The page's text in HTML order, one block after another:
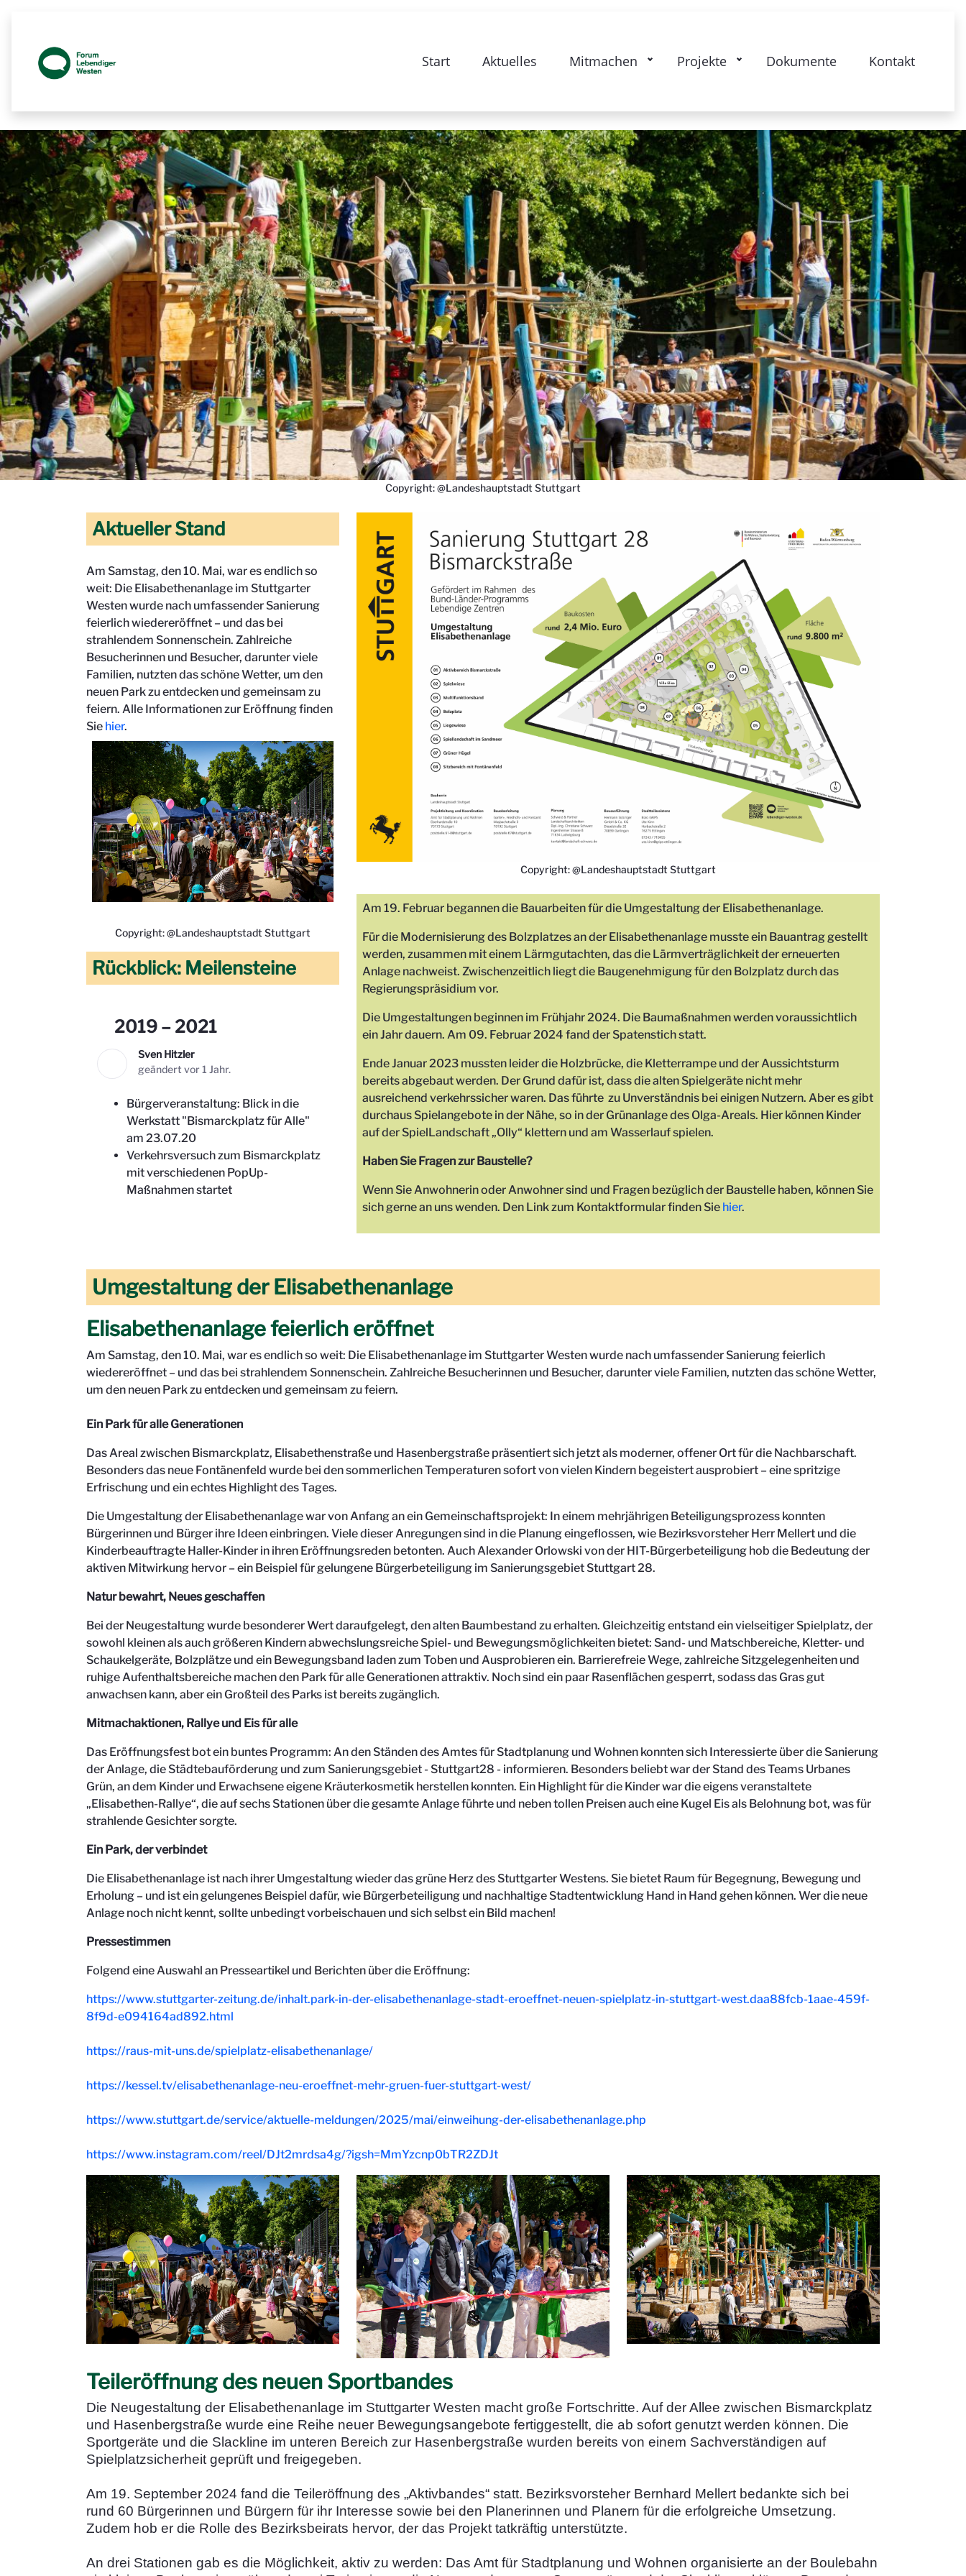
Start Aktuelles Mitmachen Projekte Dokumente Kontakt
Copyright: @Landeshauptstadt Stuttgart
Aktueller Stand
Am Samstag, den 10. Mai, war es endlich so
weit: Die Elisabethenanlage im Stuttgarter
Westen wurde nach umfassender Sanierung
feierlich wiedereröffnet – und das bei
strahlendem Sonnenschein. Zahlreiche
Besucherinnen und Besucher, darunter viele
Familien, nutzten das schöne Wetter, um den
neuen Park zu entdecken und gemeinsam zu
feiern. Alle Informationen zur Eröffnung finden
Sie hier.
Copyright: @Landeshauptstadt Stuttgart
Rückblick: Meilensteine
2019 – 2021
Sven Hitzler
geändert vor 1 Jahr.
Bürgerveranstaltung: Blick in die
Werkstatt "Bismarckplatz für Alle"
am 23.07.20
Verkehrsversuch zum Bismarckplatz
mit verschiedenen PopUp-
Maßnahmen startet
Copyright: @Landeshauptstadt Stuttgart
Am 19. Februar begannen die Bauarbeiten für die Umgestaltung der Elisabethenanlage.
Für die Modernisierung des Bolzplatzes an der Elisabethenanlage musste ein Bauantrag gestellt
werden, zusammen mit einem Lärmgutachten, das die Lärmverträglichkeit der erneuerten
Anlage nachweist. Zwischenzeitlich liegt die Baugenehmigung für den Bolzplatz durch das
Regierungspräsidium vor.
Die Umgestaltungen beginnen im Frühjahr 2024. Die Baumaßnahmen werden voraussichtlich
ein Jahr dauern. Am 09. Februar 2024 fand der Spatenstich statt.
Ende Januar 2023 mussten leider die Holzbrücke, die Kletterrampe und der Aussichtsturm
bereits abgebaut werden. Der Grund dafür ist, dass die alten Spielgeräte nicht mehr
ausreichend verkehrssicher waren. Das führte zu Unverständnis bei einigen Nutzern. Aber es gibt
durchaus Spielangebote in der Nähe, so in der Grünanlage des Olga-Areals. Hier können Kinder
auf der SpielLandschaft „Olly“ klettern und am Wasserlauf spielen.
Haben Sie Fragen zur Baustelle?
Wenn Sie Anwohnerin oder Anwohner sind und Fragen bezüglich der Baustelle haben, können Sie
sich gerne an uns wenden. Den Link zum Kontaktformular finden Sie hier.
Umgestaltung der Elisabethenanlage
Elisabethenanlage feierlich eröffnet
Am Samstag, den 10. Mai, war es endlich so weit: Die Elisabethenanlage im Stuttgarter Westen wurde nach umfassender Sanierung feierlich
wiedereröffnet – und das bei strahlendem Sonnenschein. Zahlreiche Besucherinnen und Besucher, darunter viele Familien, nutzten das schöne Wetter,
um den neuen Park zu entdecken und gemeinsam zu feiern.
Ein Park für alle Generationen
Das Areal zwischen Bismarckplatz, Elisabethenstraße und Hasenbergstraße präsentiert sich jetzt als moderner, offener Ort für die Nachbarschaft.
Besonders das neue Fontänenfeld wurde bei den sommerlichen Temperaturen sofort von vielen Kindern begeistert ausprobiert – eine spritzige
Erfrischung und ein echtes Highlight des Tages.
Die Umgestaltung der Elisabethenanlage war von Anfang an ein Gemeinschaftsprojekt: In einem mehrjährigen Beteiligungsprozess konnten
Bürgerinnen und Bürger ihre Ideen einbringen. Viele dieser Anregungen sind in die Planung eingeflossen, wie Bezirksvorsteher Herr Mellert und die
Kinderbeauftragte Haller-Kinder in ihren Eröffnungsreden betonten. Auch Alexander Orlowski von der HIT-Bürgerbeteiligung hob die Bedeutung der
aktiven Mitwirkung hervor – ein Beispiel für gelungene Bürgerbeteiligung im Sanierungsgebiet Stuttgart 28.
Natur bewahrt, Neues geschaffen
Bei der Neugestaltung wurde besonderer Wert daraufgelegt, den alten Baumbestand zu erhalten. Gleichzeitig entstand ein vielseitiger Spielplatz, der
sowohl kleinen als auch größeren Kindern abwechslungsreiche Spiel- und Bewegungsmöglichkeiten bietet: Sand- und Matschbereiche, Kletter- und
Schaukelgeräte, Bolzplätze und ein Bewegungsband laden zum Toben und Ausprobieren ein. Barrierefreie Wege, zahlreiche Sitzgelegenheiten und
ruhige Aufenthaltsbereiche machen den Park für alle Generationen attraktiv. Noch sind ein paar Rasenflächen gesperrt, sodass das Gras gut
anwachsen kann, aber ein Großteil des Parks ist bereits zugänglich.
Mitmachaktionen, Rallye und Eis für alle
Das Eröffnungsfest bot ein buntes Programm: An den Ständen des Amtes für Stadtplanung und Wohnen konnten sich Interessierte über die Sanierung
der Anlage, die Städtebauförderung und zum Sanierungsgebiet - Stuttgart28 - informieren. Besonders beliebt war der Stand des Teams Urbanes
Grün, an dem Kinder und Erwachsene eigene Kräuterkosmetik herstellen konnten. Ein Highlight für die Kinder war die eigens veranstaltete
„Elisabethen-Rallye“, die auf sechs Stationen über die gesamte Anlage führte und neben tollen Preisen auch eine Kugel Eis als Belohnung bot, was für
strahlende Gesichter sorgte.
Ein Park, der verbindet
Die Elisabethenanlage ist nach ihrer Umgestaltung wieder das grüne Herz des Stuttgarter Westens. Sie bietet Raum für Begegnung, Bewegung und
Erholung – und ist ein gelungenes Beispiel dafür, wie Bürgerbeteiligung und nachhaltige Stadtentwicklung Hand in Hand gehen können. Wer die neue
Anlage noch nicht kennt, sollte unbedingt vorbeischauen und sich selbst ein Bild machen!
Pressestimmen
Folgend eine Auswahl an Presseartikel und Berichten über die Eröffnung:
https://www.stuttgarter-zeitung.de/inhalt.park-in-der-elisabethenanlage-stadt-eroeffnet-neuen-spielplatz-in-stuttgart-west.daa88fcb-1aae-459f-
8f9d-e094164ad892.html
https://raus-mit-uns.de/spielplatz-elisabethenanlage/
https://kessel.tv/elisabethenanlage-neu-eroeffnet-mehr-gruen-fuer-stuttgart-west/
https://www.stuttgart.de/service/aktuelle-meldungen/2025/mai/einweihung-der-elisabethenanlage.php
https://www.instagram.com/reel/DJt2mrdsa4g/?igsh=MmYzcnp0bTR2ZDJt
Teileröffnung des neuen Sportbandes
Die Neugestaltung der Elisabethenanlage im Stuttgarter Westen macht große Fortschritte. Auf der Allee zwischen Bismarckplatz
und Hasenbergstraße wurde eine Reihe neuer Bewegungsangebote fertiggestellt, die ab sofort genutzt werden können. Die
Sportgeräte und die Slackline im unteren Bereich zur Hasenbergstraße wurden bereits von einem Sachverständigen auf
Spielplatzsicherheit geprüft und freigegeben.
Am 19. September 2024 fand die Teileröffnung des „Aktivbandes“ statt. Bezirksvorsteher Bernhard Mellert bedankte sich bei
rund 60 Bürgerinnen und Bürgern für ihr Interesse sowie bei den Planerinnen und Planern für die erfolgreiche Umsetzung.
Zudem hob er die Rolle des Bezirksbeirats hervor, der das Projekt tatkräftig unterstützte.
An drei Stationen gab es die Möglichkeit, aktiv zu werden: Das Amt für Stadtplanung und Wohnen organisierte an der Boulebahn